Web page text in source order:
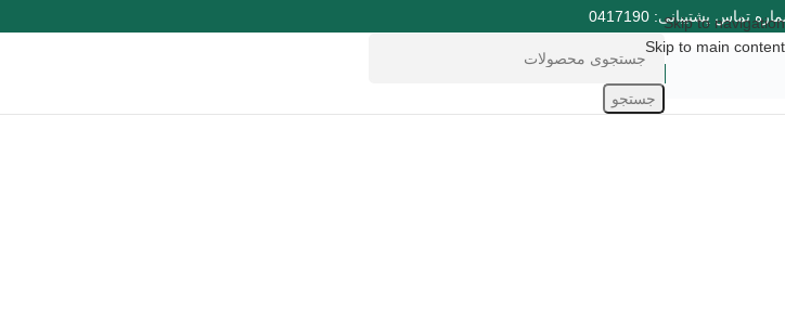
Skip to navigation
Skip to main content
تماس پشتیبانی: 0417190
جستجو